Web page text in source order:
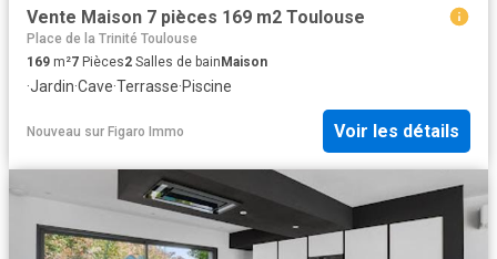
Vente Maison 7 pièces 169 m2 Toulouse
Place de la Trinité Toulouse
169 m²7 Pièces2 Salles de bain Maison
·Jardin·Cave·Terrasse·Piscine
Nouveau sur Figaro Immo Voir les détails